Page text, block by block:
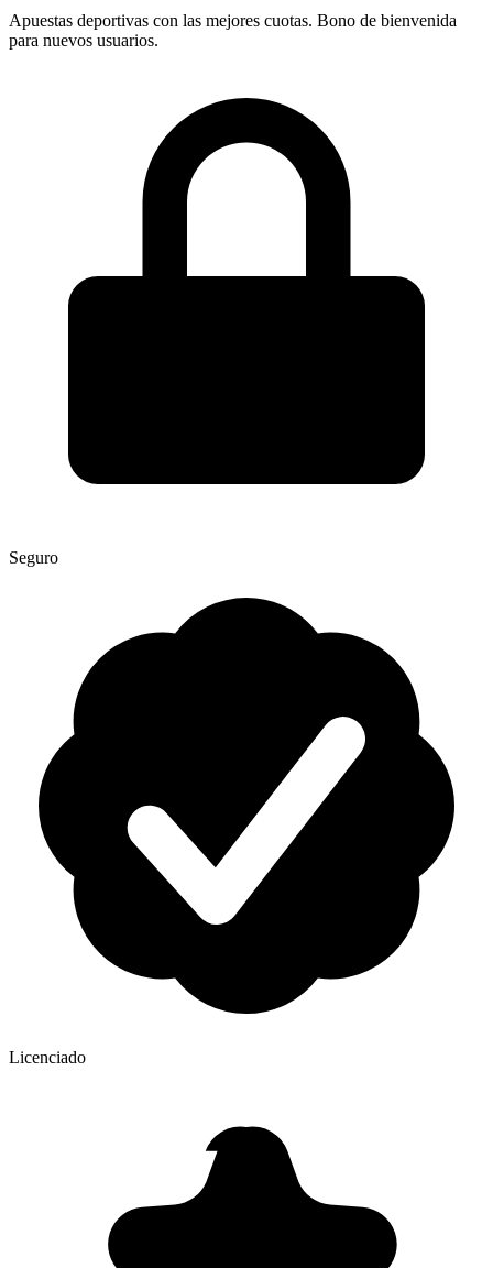
Apuestas deportivas con las mejores cuotas. Bono de bienvenida
para nuevos usuarios.
Seguro
Licenciado